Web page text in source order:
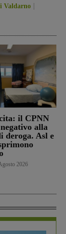
Valdarno
il CPNN
alla
deroga. Asl e
2026